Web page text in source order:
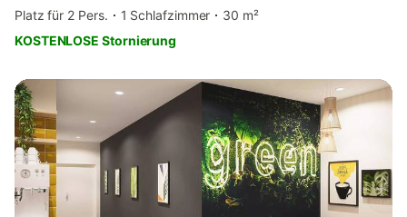
Platz für 2 Pers.
1 Schlafzimmer
30 m²
KOSTENLOSE Stornierung